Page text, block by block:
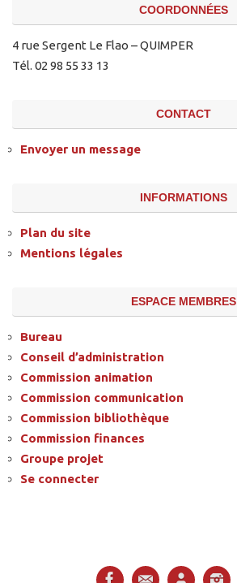
COORDONNÉES
4 rue Sergent Le Flao – QUIMPER
Tél. 02 98 55 33 13
CONTACT
Envoyer un message
INFORMATIONS
Plan du site
Mentions légales
ESPACE MEMBRES
Bureau
Conseil d’administration
Commission animation
Commission communication
Commission bibliothèque
Commission finances
Groupe projet
Se connecter